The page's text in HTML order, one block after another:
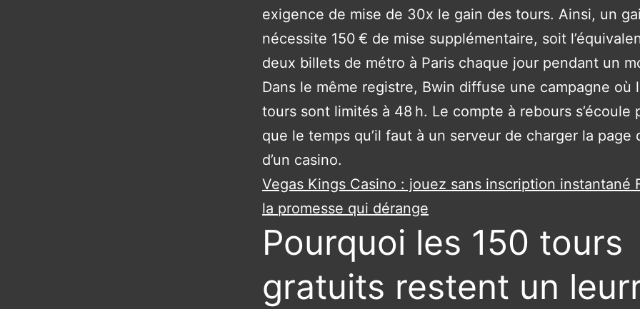
exigence de mise de 30x le gain des tours. Ainsi, un
nécessite 150 € de mise supplémentaire, soit
deux billets de métro à Paris chaque jour pendant un
Dans le même registre, Bwin diffuse une campagne où
tours sont limités à 48 h. Le compte à rebours s’écoule
que le temps qu’il faut à un serveur de charger la page
d’un casino.
Vegas Kings Casino : jouez sans inscription instantané
la promesse qui dérange
Pourquoi les 150 tours
gratuits restent un